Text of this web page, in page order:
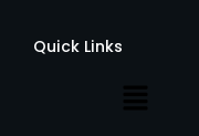
Quick Links